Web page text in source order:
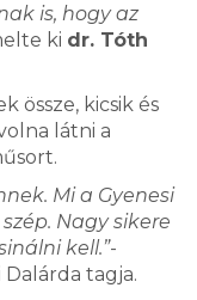
is, hogy az
ki dr. Tóth
össze, kicsik és
látni a
Mi a Gyenesi
Nagy sikere
kell.”-
Dalárda tagja.